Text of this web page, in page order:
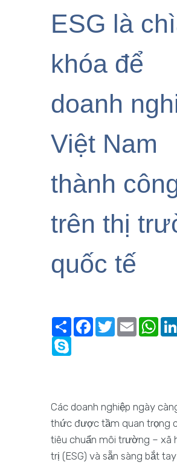
ESG là
khóa để
doanh
Việt Nam
thành
trên thị
quốc tế
ShareFacebook
TwitterEmail
Các doanh nghiệp ngày
thức được tầm quan trọng
tiêu chuẩn môi trường – xã
trị (ESG) và sẵn sàng bắt